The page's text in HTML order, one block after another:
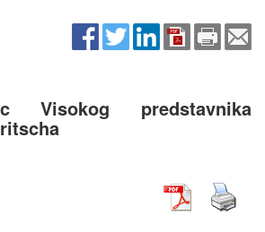
Visokog predstavnika